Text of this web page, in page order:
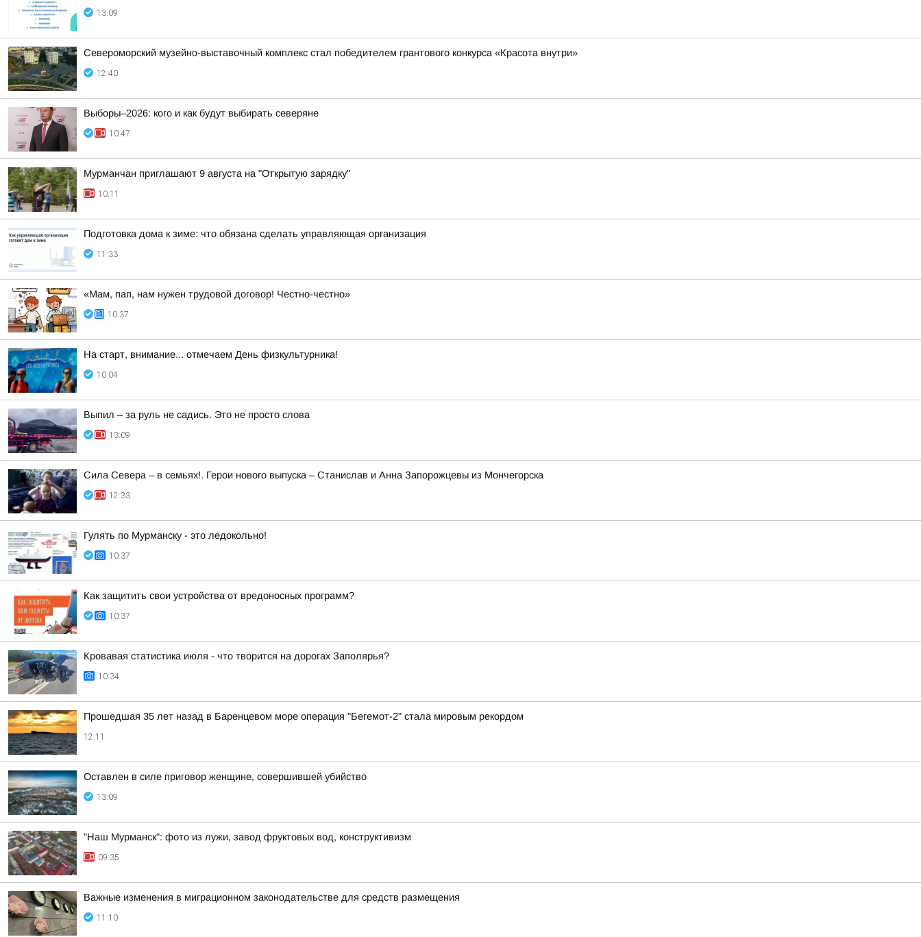
13:09
Североморский музейно-выставочный комплекс стал победителем грантового конкурса «Красота внутри»
12:40
Выборы–2026: кого и как будут выбирать северяне
10:47
Мурманчан приглашают 9 августа на "Открытую зарядку"
10:11
Подготовка дома к зиме: что обязана сделать управляющая организация
11:33
«Мам, пап, нам нужен трудовой договор! Честно-честно»
10:37
На старт, внимание... отмечаем День физкультурника!
10:04
Выпил – за руль не садись. Это не просто слова
13:09
Сила Севера – в семьях!. Герои нового выпуска – Станислав и Анна Запорожцевы из Мончегорска
12:33
Гулять по Мурманску - это ледокольно!
10:37
Как защитить свои устройства от вредоносных программ?
10:37
Кровавая статистика июля - что творится на дорогах Заполярья?
10:34
Прошедшая 35 лет назад в Баренцевом море операция "Бегемот-2" стала мировым рекордом
12:11
Оставлен в силе приговор женщине, совершившей убийство
13:09
"Наш Мурманск": фото из лужи, завод фруктовых вод, конструктивизм
09:35
Важные изменения в миграционном законодательстве для средств размещения
11:10